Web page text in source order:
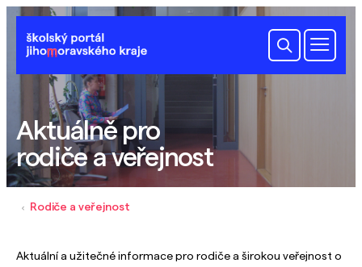
Aktuálně pro
rodiče a veřejnost
Rodiče a veřejnost
Aktuální a užitečné informace pro rodiče a širokou veřejnost o